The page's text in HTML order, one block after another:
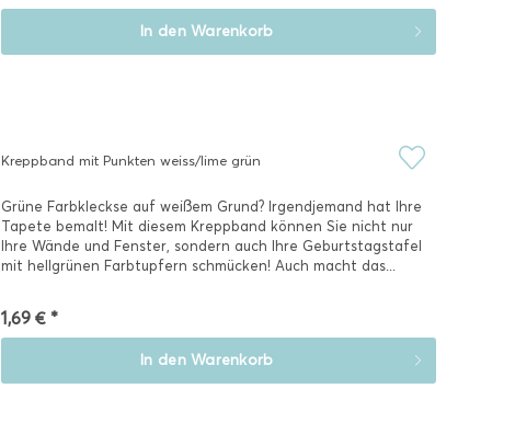
In den Warenkorb
Kreppband mit Punkten weiss/lime grün
Grüne Farbkleckse auf weißem Grund? Irgendjemand hat Ihre
Tapete bemalt! Mit diesem Kreppband können Sie nicht nur
Ihre Wände und Fenster, sondern auch Ihre Geburtstagstafel
mit hellgrünen Farbtupfern schmücken! Auch macht das...
1,69 € *
In den Warenkorb